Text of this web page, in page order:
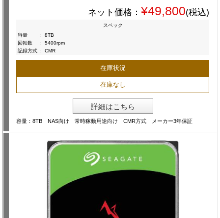
ネット価格： ¥49,800(税込)
スペック
容量
:
8TB
回転数
:
5400rpm
記録方式 : CMR
在庫状況
在庫なし
詳細はこちら
容量：8TB NAS向け 常時稼動用途向け CMR方式 メーカー3年保証